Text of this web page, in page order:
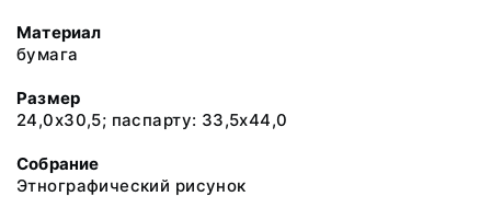
Материал
бумага
Размер
24,0х30,5; паспарту: 33,5х44,0
Собрание
Этнографический рисунок